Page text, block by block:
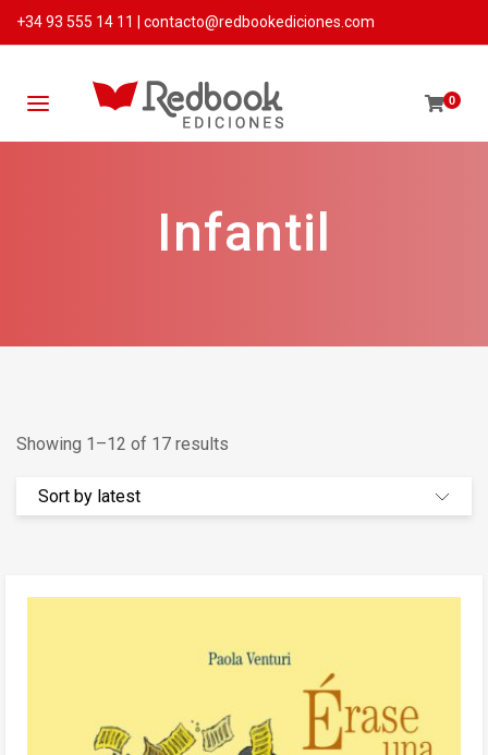
+34 93 555 14 11 contacto@redbookediciones.com
0
Infantil
Showing 1–12 of 17 results